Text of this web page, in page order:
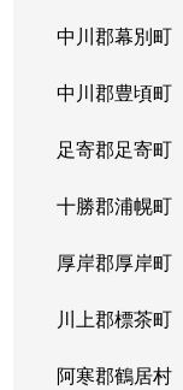
中川郡幕別町
中川郡豊頃町
足寄郡足寄町
十勝郡浦幌町
厚岸郡厚岸町
川上郡標茶町
阿寒郡鶴居村